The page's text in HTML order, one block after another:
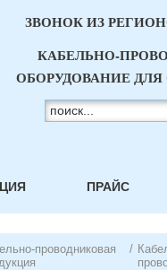
ЗВОНОК ИЗ
КАБЕЛЬНО-
ОБОРУДОВАНИЕ
ПРАЙС
проводниковая
/